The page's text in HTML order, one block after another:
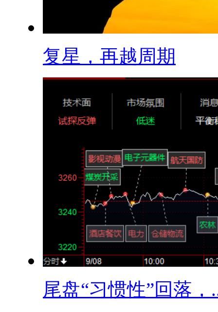
复星，再越周期
尾盘“习惯性”回落，